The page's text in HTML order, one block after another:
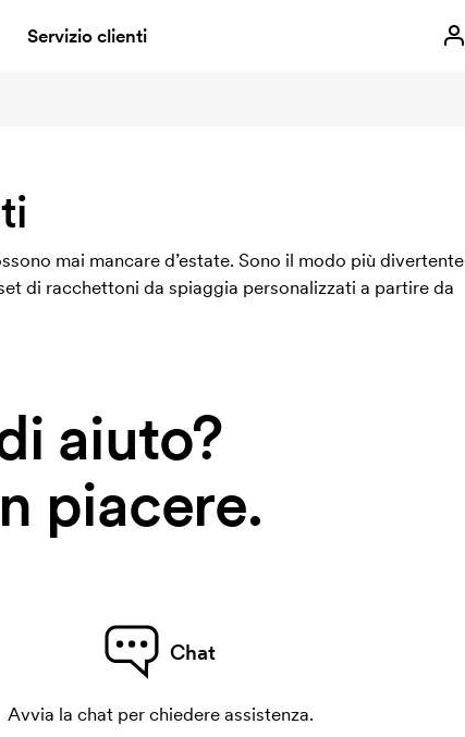
Servizio clienti
mai mancare d’estate. Sono il modo più divertente
di racchettoni da spiaggia personalizzati a partire da
aiuto?
piacere.
Chat
Avvia la chat per chiedere assistenza.